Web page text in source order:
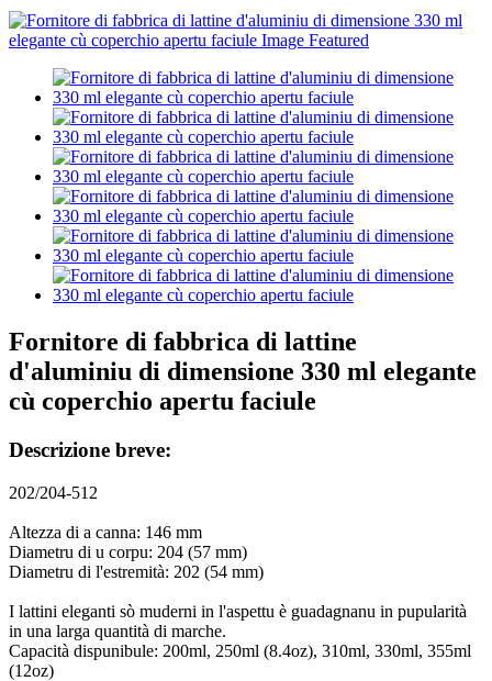
Fornitore di fabbrica di lattine
d'aluminiu di dimensione 330 ml elegante
cù coperchio apertu faciule
Descrizione breve:
202/204-512
Altezza di a canna: 146 mm
Diametru di u corpu: 204 (57 mm)
Diametru di l'estremità: 202 (54 mm)
I lattini eleganti sò muderni in l'aspettu è guadagnanu in pupularità
in una larga quantità di marche.
Capacità dispunibule: 200ml, 250ml (8.4oz), 310ml, 330ml, 355ml
(12oz)